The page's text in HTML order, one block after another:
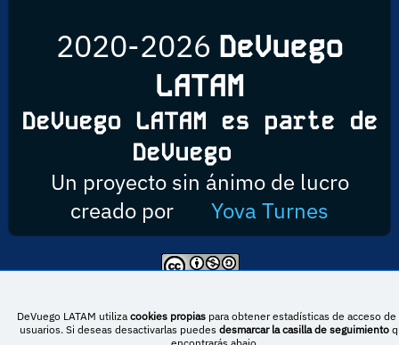
2020-2026 DeVuego
LATAM
DeVuego LATAM es parte de
DeVuego
Un proyecto sin ánimo de lucro
creado por
Yova Turnes
DeVuego LATAM utiliza cookies propiaspara obtener estadísticas de acceso de
usuarios. Si deseas desactivarlas puedes desmarcar la casilla de seguimiento